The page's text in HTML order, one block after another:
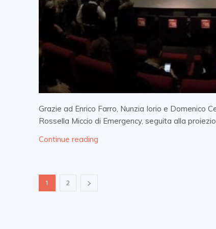
Grazie ad Enrico Farro, Nunzia Iorio e Domenico
Rossella Miccio di Emergency, seguita alla
Continue reading
1 2